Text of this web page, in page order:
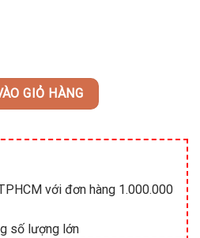
RÁP) TS-NMXHL02 số lượng
GIỎ HÀNG
với đơn hàng 1.000.000
số lượng lớn